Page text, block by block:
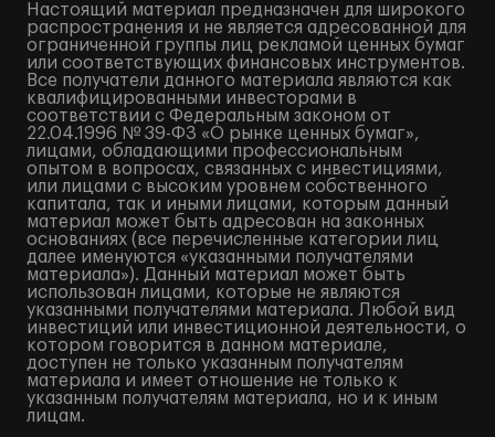
Настоящий материал предназначен для широкого
распространения и не является адресованной для
ограниченной группы лиц рекламой ценных бумаг
или соответствующих финансовых инструментов.
Все получатели данного материала являются как
квалифицированными инвесторами в
соответствии с Федеральным законом от
22.04.1996 № 39-ФЗ «О рынке ценных бумаг»,
лицами, обладающими профессиональным
опытом в вопросах, связанных с инвестициями,
или лицами с высоким уровнем собственного
капитала, так и иными лицами, которым данный
материал может быть адресован на законных
основаниях (все перечисленные категории лиц
далее именуются «указанными получателями
материала»). Данный материал может быть
использован лицами, которые не являются
указанными получателями материала. Любой вид
инвестиций или инвестиционной деятельности, о
котором говорится в данном материале,
доступен не только указанным получателям
материала и имеет отношение не только к
указанным получателям материала, но и к иным
лицам.